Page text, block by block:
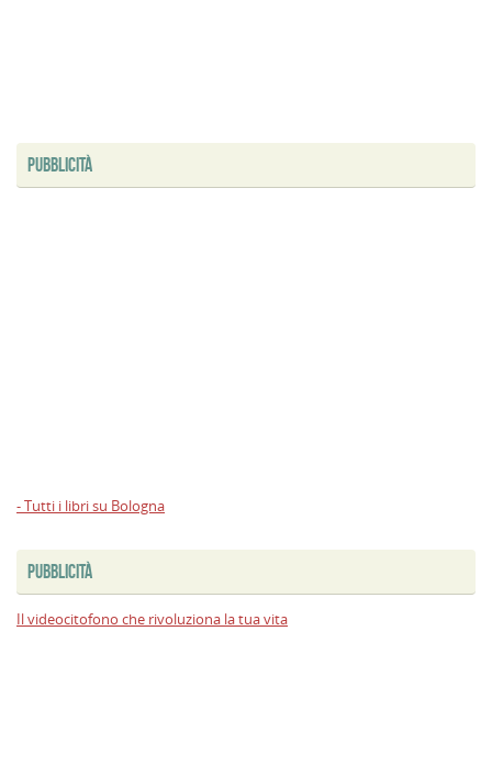
PUBBLICITÀ
- Tutti i libri su Bologna
PUBBLICITÀ
Il videocitofono che rivoluziona la tua vita